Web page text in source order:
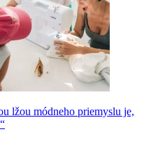
lžou módneho priemyslu je,